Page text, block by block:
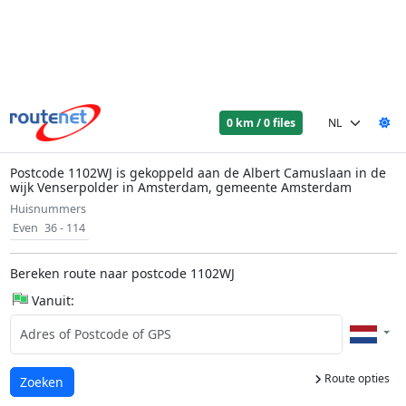
0 km / 0 files
Postcode 1102WJ is gekoppeld aan de Albert Camuslaan in de
wijk Venserpolder in Amsterdam, gemeente Amsterdam
Huisnummers
Even 36 - 114
Bereken route naar postcode 1102WJ
Vanuit:
Route opties
Laden...
Zoeken